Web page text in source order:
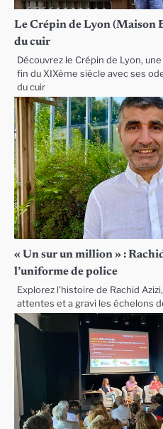
Le Crépin de Lyon (Maison
du cuir
Découvrez le Crépin de Lyon,
fin du XIXème siècle avec ses
du cuir
« Un sur un million » :
l’uniforme de police
Explorez l’histoire de Rachid
attentes et a gravi les échelons